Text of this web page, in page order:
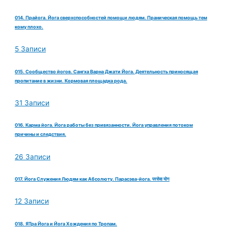
014. Прайога. Йога сверхспособностей помощи людям. Праническая помощь тем
кому плохо.
5 Записи
015. Сообщество йогов. Сангха Варна Джати Йога. Деятельность приносящая
пропитание в жизни. Кормовая площадка рода.
31 Записи
016. Карма йога. Йога работы без привязанности. Йога управления потоком
причины и следствия.
26 Записи
017. Йога Служения Людям как Абсолюту. Парасэва-йога. परसेवा योग
12 Записи
018. ЯТра Йога и Йога Хождения по Тропам.